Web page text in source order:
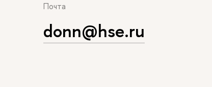
Почта
donn@hse.ru